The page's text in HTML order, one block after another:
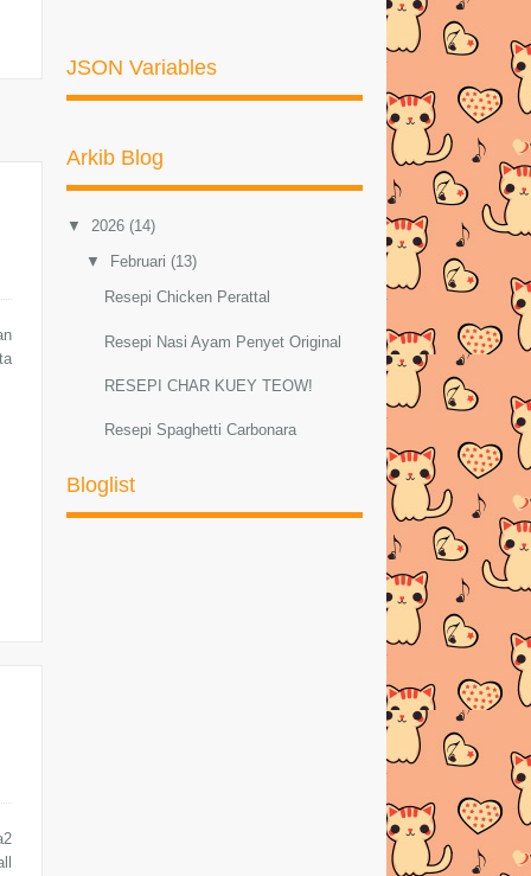
JSON Variables
Arkib Blog
▼ 2026 (14)
▼ Februari (13)
Resepi Chicken Perattal
Resepi Nasi Ayam Penyet Original
RESEPI CHAR KUEY TEOW!
Resepi Spaghetti Carbonara
Resepi Sambal Hijau Ayam dan Petai
Resepi ayam masak lemak cili padi
Bloglist